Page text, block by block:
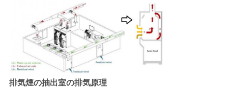
い
排気煙の抽出室の排気原理